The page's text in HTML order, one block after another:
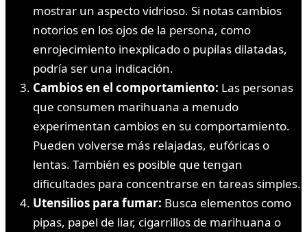
mostrar un aspecto vidrioso. Si notas cambios
notorios en los ojos de la persona, como
enrojecimiento inexplicado o pupilas dilatadas,
podría ser una indicación.
Cambios en el comportamiento: Las personas
que consumen marihuana a menudo
experimentan cambios en su comportamiento.
Pueden volverse más relajadas, eufóricas o
lentas. También es posible que tengan
dificultades para concentrarse en tareas simples.
Utensilios para fumar: Busca elementos como
pipas, papel de liar, cigarrillos de marihuana o